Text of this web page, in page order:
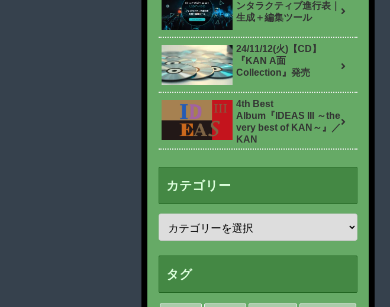
ンタラクティブ進行表｜
生成＋編集ツール
24/11/12(火)【CD】
『KAN A面
Collection』発売
4th Best
Album『IDEAS III ～the
very best of KAN～』／
KAN
カテゴリー
タグ